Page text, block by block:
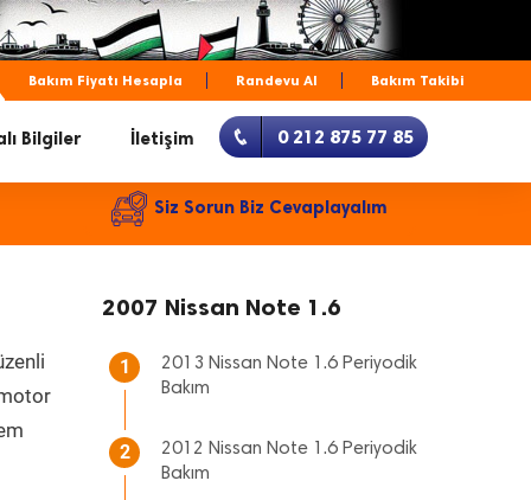
Bakım Fiyatı Hesapla Randevu Al Bakım Takibi
Bilgiler İletişim 0 212 875 77 85
Siz Sorun Biz Cevaplayalım
2007 Nissan Note 1.6
1
2013 Nissan Note 1.6 Periyodik
Bakım
2
2012 Nissan Note 1.6 Periyodik
Bakım